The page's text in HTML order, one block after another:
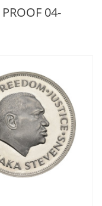
04-